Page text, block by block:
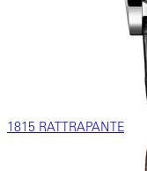
1815 RATTRAPANTE